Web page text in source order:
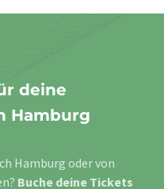
deine
Hamburg
Hamburg oder von
Buche deine Tickets